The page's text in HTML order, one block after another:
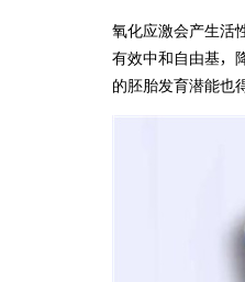
氧化应激会产生活
有效中和自由基，
的胚胎发育潜能也